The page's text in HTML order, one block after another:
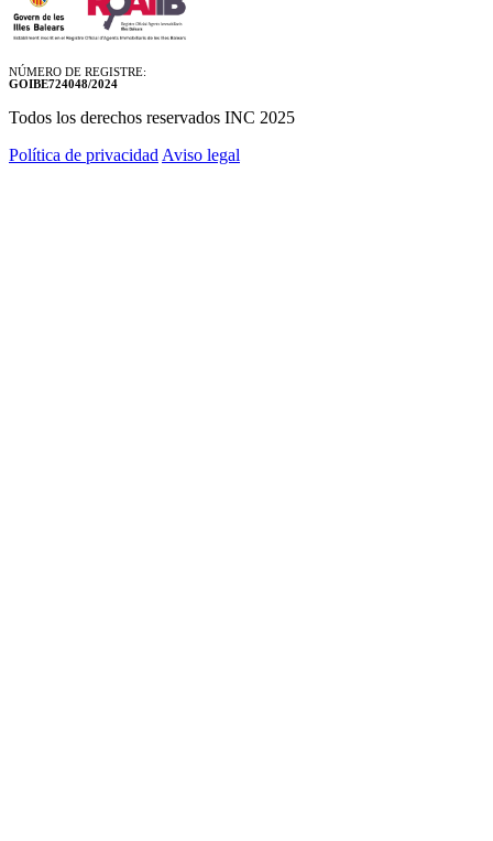
NÚMERO DE REGISTRE:
GOIBE724048/2024
Todos los derechos reservados INC 2025
Política de privacidad Aviso legal